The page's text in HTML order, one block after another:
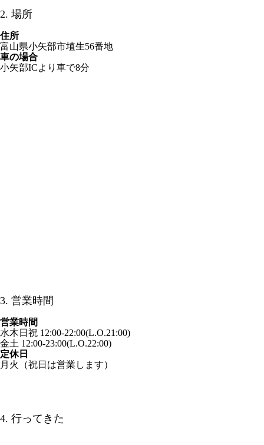
2. 場所
住所
富山県小矢部市埴生56番地
車の場合
小矢部ICより車で8分
3. 営業時間
営業時間
水木日祝 12:00-22:00(L.O.21:00)
金土 12:00-23:00(L.O.22:00)
定休日
月火（祝日は営業します）
4. 行ってきた